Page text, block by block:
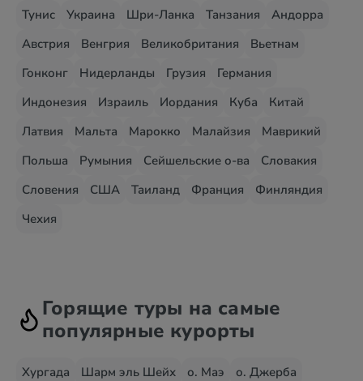
Тунис
Украина Шри-Ланка Танзания
Андорра
Австрия
Венгрия Великобритания
Вьетнам
Гонконг
Нидерланды Грузия
Германия
Индонезия
Израиль Иордания Куба
Китай
Латвия
Мальта Марокко Малайзия
Маврикий
Польша
Румыния Сейшельские о-ва
Словакия
Словения
США Таиланд Франция
Финляндия
Чехия
Горящие туры на самые
популярные курорты
Хургада Шарм эль Шейх о. Маэ
о. Джерба